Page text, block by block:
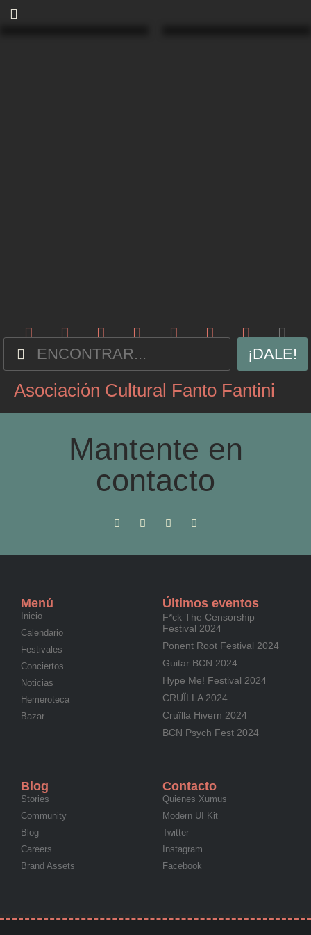
¡DALE!
Asociación Cultural Fanto Fantini
Mantente en
contacto
Menú
Inicio
Calendario
Festivales
Conciertos
Noticias
Hemeroteca
Bazar
Últimos eventos
F*ck The Censorship
Festival 2024
Ponent Root Festival 2024
Guitar BCN 2024
Hype Me! Festival 2024
CRUÏLLA 2024
Cruïlla Hivern 2024
BCN Psych Fest 2024
Blog
Stories
Community
Blog
Careers
Brand Assets
Contacto
Quienes Xumus
Modern UI Kit
Twitter
Instagram
Facebook